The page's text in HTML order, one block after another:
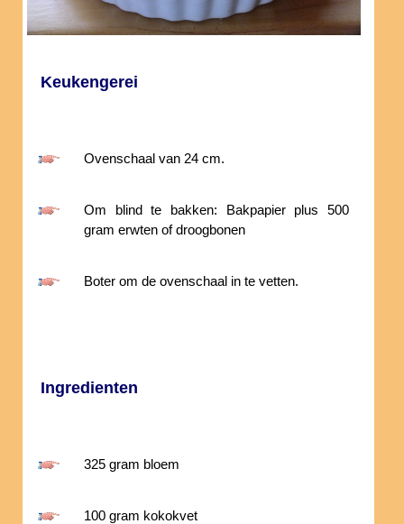
Keukengerei
Ovenschaal van 24 cm.
Om blind te bakken: Bakpapier plus 500
gram erwten of droogbonen
Boter om de ovenschaal in te vetten.
Ingredienten
325 gram bloem
100 gram kokokvet